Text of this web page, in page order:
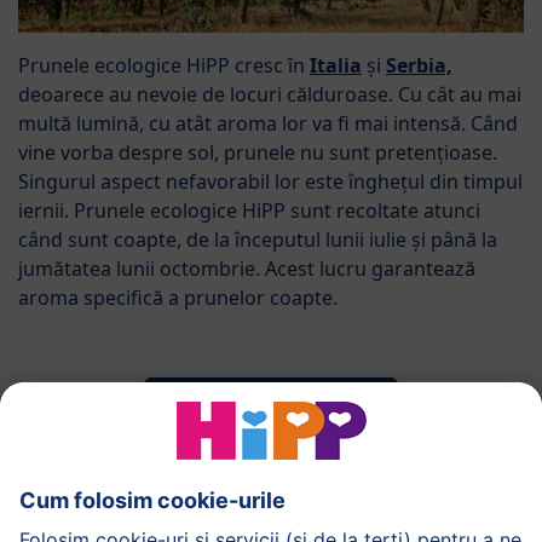
Prunele ecologice HiPP cresc în Italia și Serbia,
deoarece au nevoie de locuri călduroase. Cu cât au mai
multă lumină, cu atât aroma lor va fi mai intensă. Când
vine vorba despre sol, prunele nu sunt pretențioase.
Singurul aspect nefavorabil lor este înghețul din timpul
iernii. Prunele ecologice HiPP sunt recoltate atunci
când sunt coapte, de la începutul lunii iulie și până la
jumătatea lunii octombrie. Acest lucru garantează
aroma specifică a prunelor coapte.
Către harta interactivă